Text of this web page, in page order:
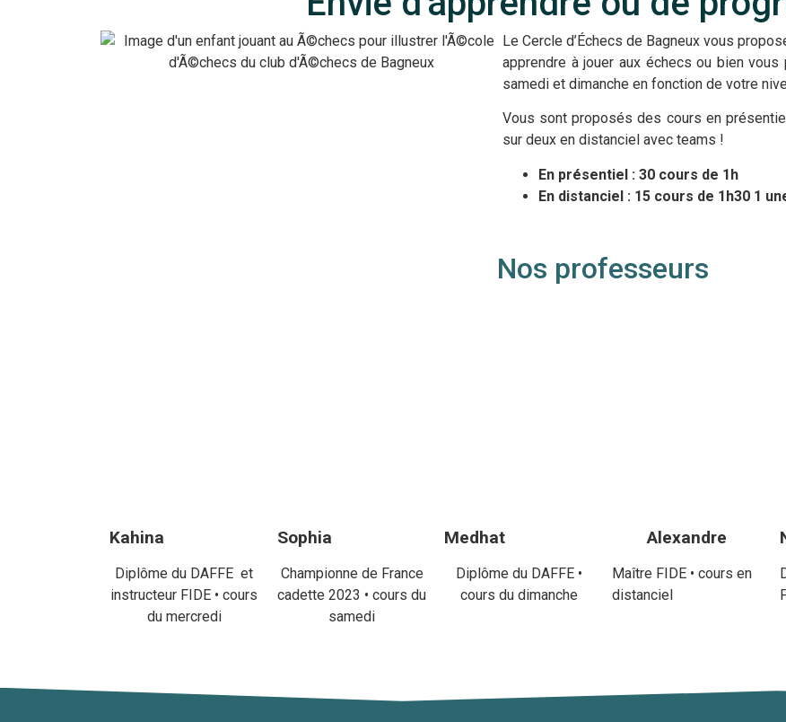
Le Cercle d’Échecs de Bagneux vous
apprendre à jouer aux échecs ou bien
samedi et dimanche en fonction de votre
Vous sont proposés des cours en
sur deux en distanciel avec teams !
En présentiel : 30 cours de 1h
En distanciel : 15 cours de 1h30 1
Nos professeurs
Kahina
Diplôme du DAFFE et
instructeur FIDE • cours
du mercredi
Sophia
Championne de France
cadette 2023 • cours du
samedi
Medhat
Diplôme du DAFFE •
cours du dimanche
Alexandre
Maître FIDE • cours en
distanciel